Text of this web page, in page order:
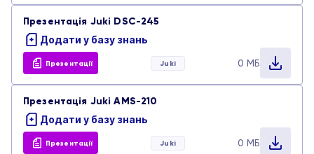
Презентація Juki DSC-245
Додати у базу знань
Презентації Juki 0 МБ
Презентація Juki AMS-210
Додати у базу знань
Презентації Juki 0 МБ